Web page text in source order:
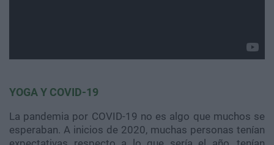
YOGA Y COVID-19
La pandemia por COVID-19 no es algo que muchos se
esperaban. A inicios de 2020, muchas personas tenían